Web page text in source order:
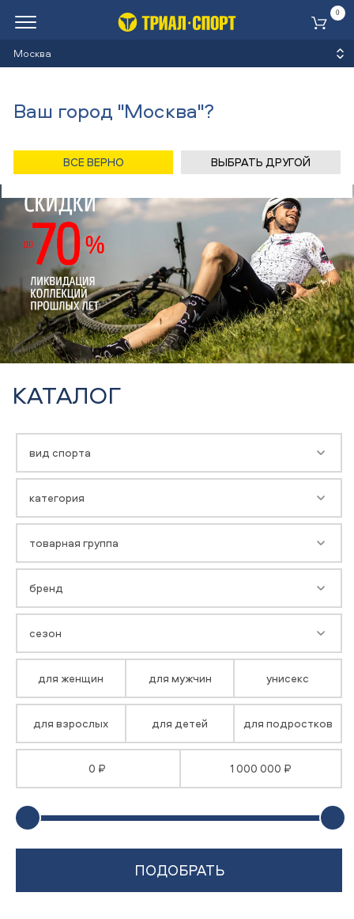
Москва
0
КАТАЛОГ
вид спорта
категория
товарная группа
бренд
сезон
для женщин для мужчин унисекс
для взрослых для детей для подростков
0 ₽ 1 000 000 ₽
Ваш город "Москва"?
ВСЕ ВЕРНО ВЫБРАТЬ ДРУГОЙ